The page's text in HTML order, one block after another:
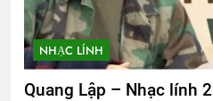
NHẠC LÍNH
Quang Lập – Nhạc lính 2